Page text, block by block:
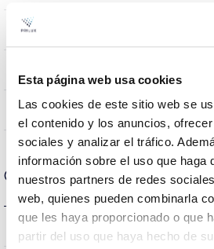
Esta página web usa cookies
Las cookies de este sitio web se
el contenido y los anuncios,
sociales y analizar el tráfico.
información sobre el uso que haga
nuestros partners de redes
web, quienes pueden combinarla
que les haya proporcionado o que
partir del uso que haya hecho de
Empalmable
Iluminación
Carcasa y Acabado
Casquillo